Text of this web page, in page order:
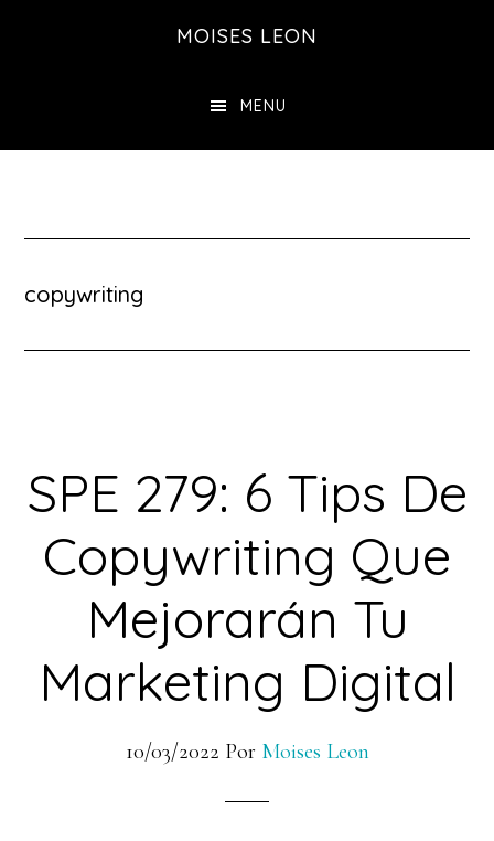
MOISES LEON
MENU
copywriting
SPE 279: 6 Tips De
Copywriting Que
Mejorarán Tu
Marketing Digital
10/03/2022 Por Moises Leon